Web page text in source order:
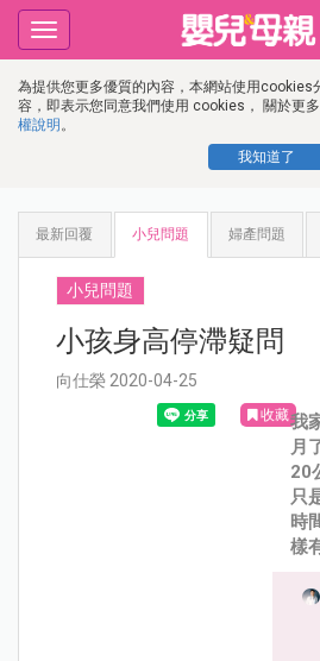
為提供您更多優質的內容，本網站使用cookies
容，即表示您同意我們使用 cookies， 關於更
權說明 。
我知道了
Toggle
navigation
最新回覆 小兒問題 婦產問題
小兒問題
小孩身高停滯疑問
向仕榮 2020-04-25
收藏我
月
20
只
時
樣